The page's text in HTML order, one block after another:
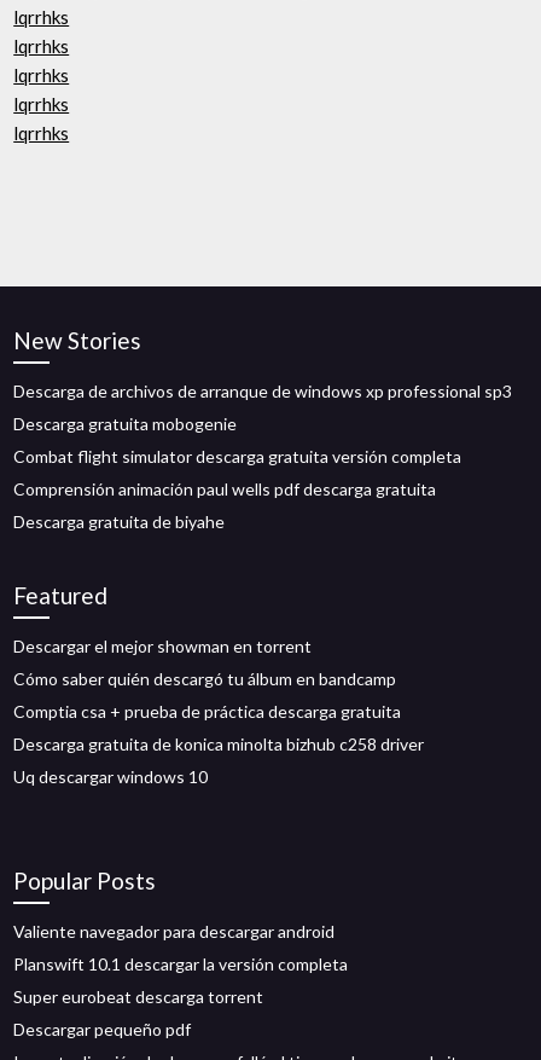
lqrrhks
lqrrhks
lqrrhks
lqrrhks
lqrrhks
New Stories
Descarga de archivos de arranque de windows xp professional sp3
Descarga gratuita mobogenie
Combat flight simulator descarga gratuita versión completa
Comprensión animación paul wells pdf descarga gratuita
Descarga gratuita de biyahe
Featured
Descargar el mejor showman en torrent
Cómo saber quién descargó tu álbum en bandcamp
Comptia csa + prueba de práctica descarga gratuita
Descarga gratuita de konica minolta bizhub c258 driver
Uq descargar windows 10
Popular Posts
Valiente navegador para descargar android
Planswift 10.1 descargar la versión completa
Super eurobeat descarga torrent
Descargar pequeño pdf